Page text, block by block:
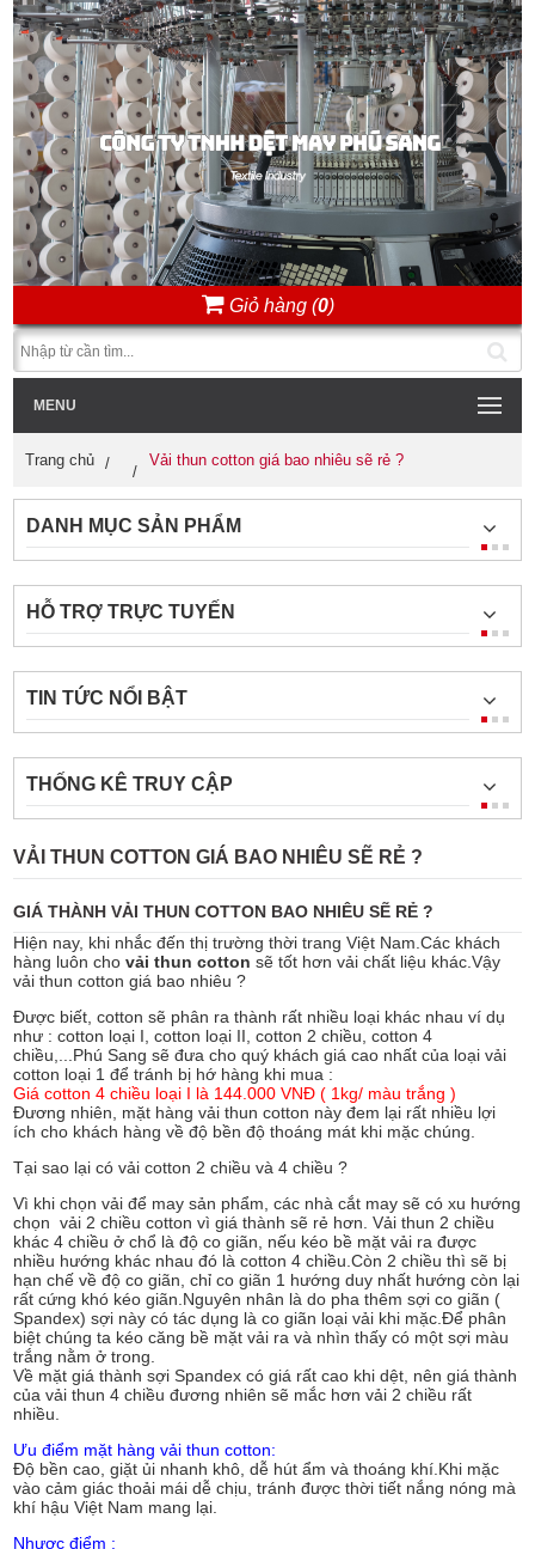
Giỏ hàng (0)
MENU
Trang chủ Vải thun cotton giá bao nhiêu sẽ rẻ ?
DANH MỤC SẢN PHẨM
HỖ TRỢ TRỰC TUYẾN
TIN TỨC NỔI BẬT
THỐNG KÊ TRUY CẬP
VẢI THUN COTTON GIÁ BAO NHIÊU SẼ RẺ ?
GIÁ THÀNH VẢI THUN COTTON BAO NHIÊU SẼ RẺ ?
Hiện nay, khi nhắc đến thị trường thời trang Việt Nam.Các khách
hàng luôn chovải thun cotton sẽ tốt hơn vải chất liệu khác.Vậy
vải thun cotton giá bao nhiêu ?
Được biết, cotton sẽ phân ra thành rất nhiều loại khác nhau ví dụ
như : cotton loại I, cotton loại II, cotton 2 chiều, cotton 4
chiều,...Phú Sang sẽ đưa cho quý khách giá cao nhất của loại vải
cotton loại 1 để tránh bị hớ hàng khi mua :
Giá cotton 4 chiều loại I là 144.000 VNĐ ( 1kg/ màu trắng )
Đương nhiên, mặt hàng vải thun cotton này đem lại rất nhiều lợi
ích cho khách hàng về độ bền độ thoáng mát khi mặc chúng.
Tại sao lại có vải cotton 2 chiều và 4 chiều ?
Vì khi chọn vải để may sản phẩm, các nhà cắt may sẽ có xu hướng
chọn vải 2 chiều cotton vì giá thành sẽ rẻ hơn. Vải thun 2 chiều
khác 4 chiều ở chổ là độ co giãn, nếu kéo bề mặt vải ra được
nhiều hướng khác nhau đó là cotton 4 chiều.Còn 2 chiều thì sẽ bị
hạn chế về độ co giãn, chỉ co giãn 1 hướng duy nhất hướng còn lại
rất cứng khó kéo giãn.Nguyên nhân là do pha thêm sợi co giãn (
Spandex) sợi này có tác dụng là co giãn loại vải khi mặc.Để phân
biệt chúng ta kéo căng bề mặt vải ra và nhìn thấy có một sợi màu
trắng nằm ở trong.
Về mặt giá thành sợi Spandex có giá rất cao khi dệt, nên giá thành
của vải thun 4 chiều đương nhiên sẽ mắc hơn vải 2 chiều rất
nhiều.
Ưu điểm mặt hàng vải thun cotton:
Độ bền cao, giặt ủi nhanh khô, dễ hút ẩm và thoáng khí.Khi mặc
vào cảm giác thoải mái dễ chịu, tránh được thời tiết nắng nóng mà
khí hậu Việt Nam mang lại.
Nhược điểm :